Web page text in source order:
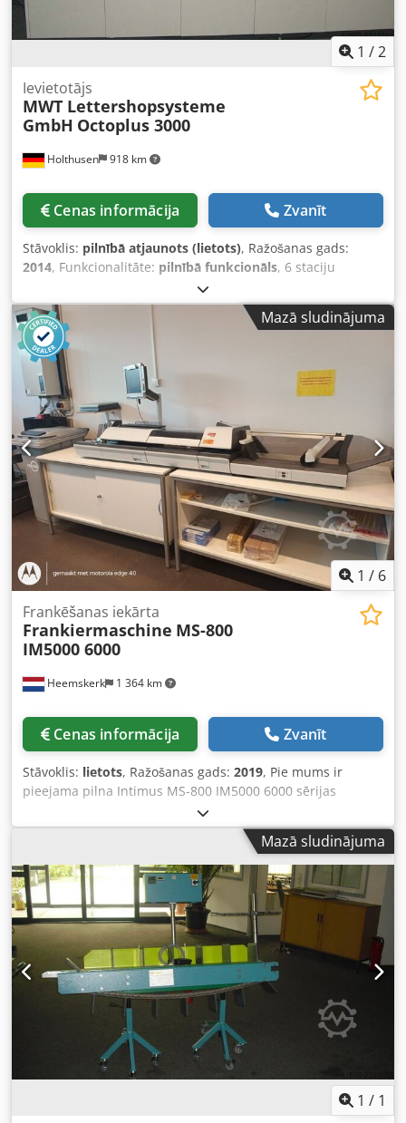
1 /2
Holthusen 918 km
Ievietotājs
MWT Lettershopsysteme
GmbH Octoplus 3000
Cenas informācija Zvanīt
Stāvoklis: pilnībā atjaunots (lietots), Ražošanas gads:
2014, Funkcionalitāte: pilnībā funkcionāls, 6 staciju
satvērēj-tipā aploksņotājs Vispārējā renovācija 2026. gadā
PLC vadība Krāsains skārienpanelis darbības vadībai
Crjdpohl H Irjfx Ac Ief Integrējams jebkura veida lasītājs
Mazā sludinājuma
1 / 6
Heemskerk 1 364 km
Frankēšanas iekārta
Frankiermaschine MS-800
IM5000 6000
Cenas informācija Zvanīt
Stāvoklis: lietots, Ražošanas gads: 2019, Pie mums ir
pieejama pilna Intimus MS-800 IM5000 6000 sērijas
frankēšanas iekārta. Ražošanas gads: 2019, pie klienta
lietota bez jebkādām problēmām līdz demontāžai.
Mazā sludinājuma
1 / 1